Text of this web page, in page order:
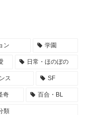
ン 学園
日常・ほのぼの
ス SF
奇 百合・BL
類